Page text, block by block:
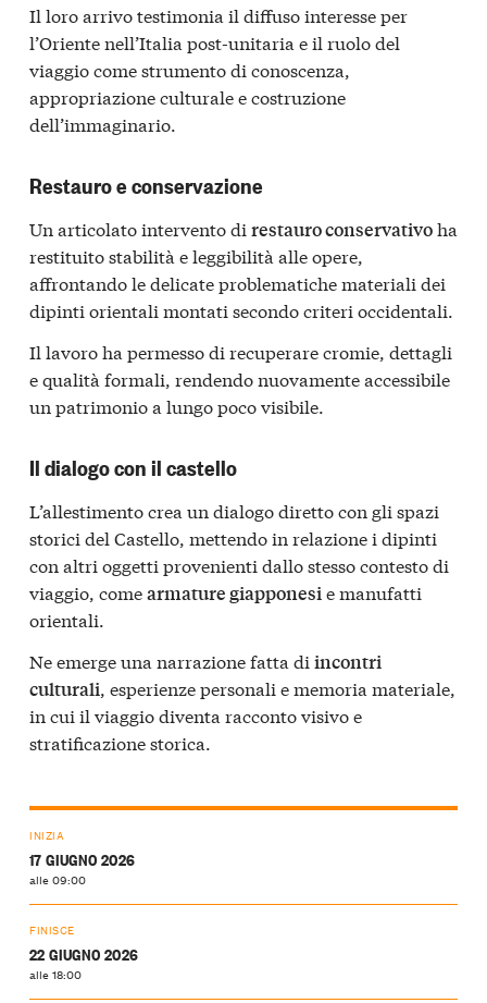
Il loro arrivo testimonia il diffuso interesse per
l’Oriente nell’Italia post-unitaria e il ruolo del
viaggio come strumento di conoscenza,
appropriazione culturale e costruzione
dell’immaginario.
Restauro e conservazione
Un articolato intervento di restauro conservativoha
restituito stabilità e leggibilità alle opere,
affrontando le delicate problematiche materiali dei
dipinti orientali montati secondo criteri occidentali.
Il lavoro ha permesso di recuperare cromie, dettagli
e qualità formali, rendendo nuovamente accessibile
un patrimonio a lungo poco visibile.
Il dialogo con il castello
L’allestimento crea un dialogo diretto con gli spazi
storici del Castello, mettendo in relazione i dipinti
con altri oggetti provenienti dallo stesso contesto di
viaggio, comearmature giapponesie manufatti
orientali.
Ne emerge una narrazione fatta di incontri
culturali , esperienze personali e memoria materiale,
in cui il viaggio diventa racconto visivo e
stratificazione storica.
INIZIA
17 GIUGNO 2026
alle 09:00
FINISCE
22 GIUGNO 2026
alle 18:00